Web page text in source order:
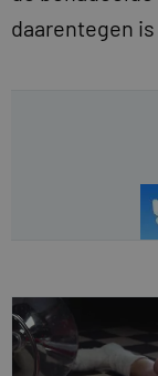
daarentegen